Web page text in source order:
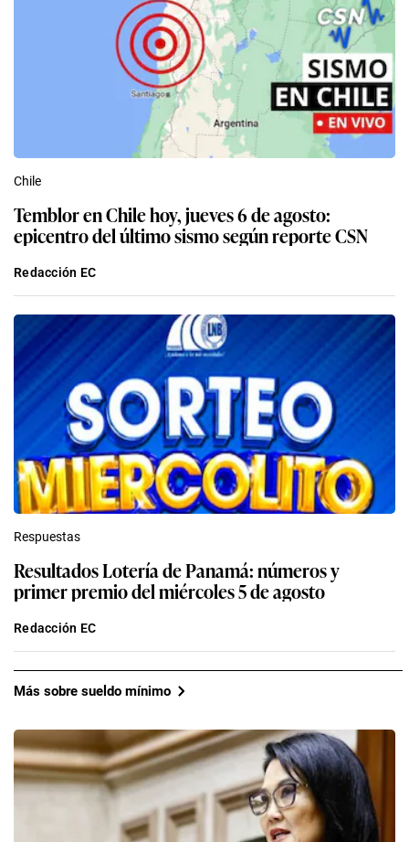
Chile
Temblor en Chile hoy, jueves 6 de agosto:
epicentro del último sismo según reporte CSN
Redacción EC
Respuestas
Resultados Lotería de Panamá: números y
primer premio del miércoles 5 de agosto
Redacción EC
Más sobre sueldo mínimo